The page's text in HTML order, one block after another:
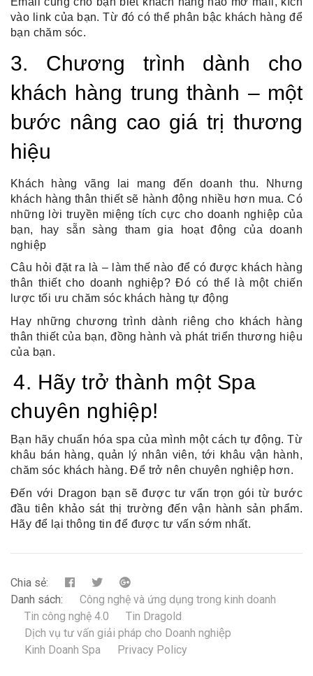
vào link của bạn. Từ đó có thể phân bậc khách hàng để
bạn chăm sóc.
3. Chương trình dành cho
khách hàng trung thành – một
bước nâng cao giá trị thương
hiệu
Khách hàng vãng lai mang đến doanh thu. Nhưng
khách hàng thân thiết sẽ hành động nhiều hơn mua. Có
những lời truyền miệng tích cực cho doanh nghiệp của
bạn, hay sẵn sàng tham gia hoạt động của doanh
nghiệp
Câu hỏi đặt ra là – làm thế nào để có được khách hàng
thân thiết cho doanh nghiệp? Đó có thể là một chiến
lược tối ưu chăm sóc khách hàng tự động
Hay những chương trình dành riêng cho khách hàng
thân thiết của bạn, đồng hành và phát triển thương hiệu
của bạn.
4. Hãy trở thành một Spa
chuyên nghiệp!
Bạn hãy chuẩn hóa spa của mình một cách tự động. Từ
khâu bán hàng, quản lý nhân viên, tới khâu vận hành,
chăm sóc khách hàng. Để trở nên chuyên nghiệp hơn.
Đến với Dragon bạn sẽ được tư vấn trọn gói từ bước
đầu tiên khảo sát thị trường đến
Hãy để lại thông tin để được tư vấn sớm nhất.
Chia sẻ:
Danh sách:
Công nghệ và ứng dụng trong kinh doanh
Tin công nghệ 4.0
Tin Dragold
Dịch vụ tư vấn giải pháp cho Doanh nghiệp
Kinh Doanh Spa
Privacy Policy